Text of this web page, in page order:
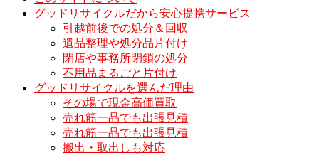
グッドリサイクルだから安心提携サービス
引越前後での処分＆回収
遺品整理や処分品片付け
閉店や事務所閉鎖の処分
不用品まるごと片付け
グッドリサイクルを選んだ理由
その場で現金高価買取
売れ筋一品でも出張見積
売れ筋一品でも出張見積
搬出・取出しも対応